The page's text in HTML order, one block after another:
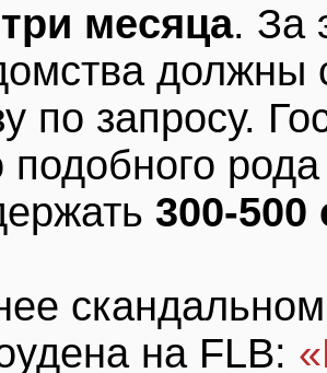
месяца. За
должны
по запросу.
подобного
300-500
на FLB: